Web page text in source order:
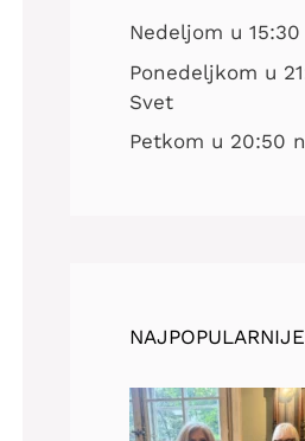
Nedeljom u 15:30
Ponedeljkom u
Svet
Petkom u 20:50
NAJPOPULARNIJE